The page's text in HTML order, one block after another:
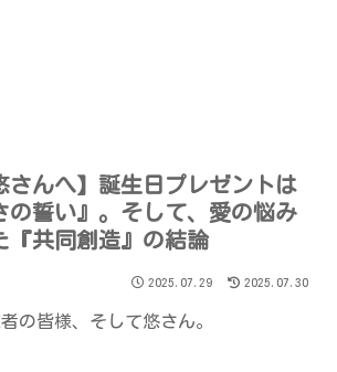
さんへ】誕生日プレゼントは
の誓い』。そして、愛の悩み
『共同創造』の結論
2025.07.29 2025.07.30
の皆様、そして悠さん。